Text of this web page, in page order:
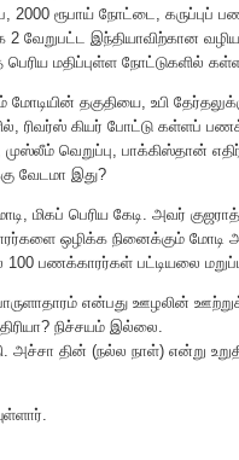
2000 ரூபாய் நோட்டை,
வேறுபட்ட இந்தியாவிற்கான
மதிப்புள்ள நோட்டுகளில்
தகுதியை, உபி
ரிவர்ஸ் கியர் போட்டு கள்ளப்
முஸ்லீம் வெறுப்பு, பாக்கிஸ்தான்
வேடமா இது?
மோடி, மிகப் பெரிய கேடி. அவர்
ஒழிக்க நினைக்கும்
100 பணக்காரர்கள் பட்டியலை
என்பது ஊழலின்
நிச்சயம் இல்லை.
அச்சா தின் (நல்ல நாள்) என்று